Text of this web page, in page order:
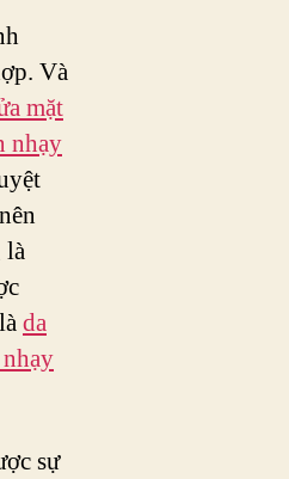
Và
mặt
nhạy
là
da
sự